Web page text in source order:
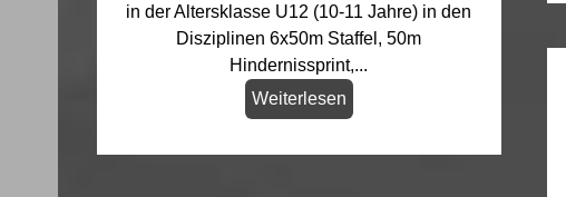
in der Altersklasse U12 (10-11 Jahre) in den
Disziplinen 6x50m Staffel, 50m
Hindernissprint,...
Weiterlesen